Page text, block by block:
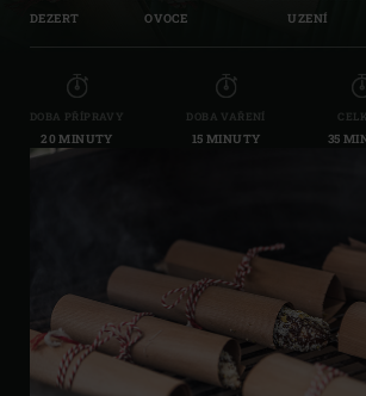
DEZERT OVOCE UZENÍ
DOBA PŘÍPRAVY
20 MINUTY
DOBA VAŘENÍ
15 MINUTY 35